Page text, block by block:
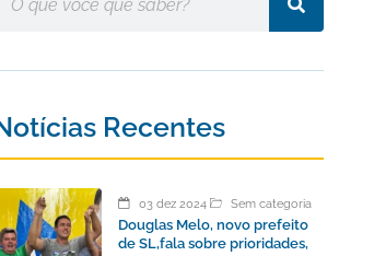
Recentes
03 dez 2024 Sem categoria
Douglas Melo, novo prefeito
de SL,fala sobre prioridades,